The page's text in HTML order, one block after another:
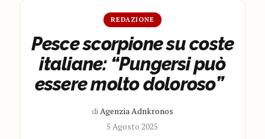
REDAZIONE
Pesce scorpione su coste
italiane: “Pungersi può
essere molto doloroso”
di Agenzia Adnkronos
5 Agosto 2025